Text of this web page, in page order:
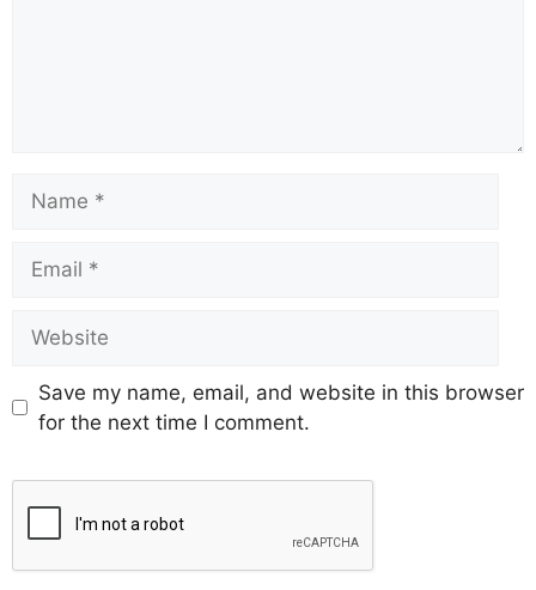
Save my name, email, and website in this browser
for the next time I comment.